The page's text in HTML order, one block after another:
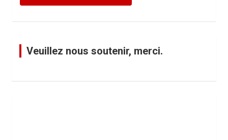
Veuillez nous soutenir, merci.